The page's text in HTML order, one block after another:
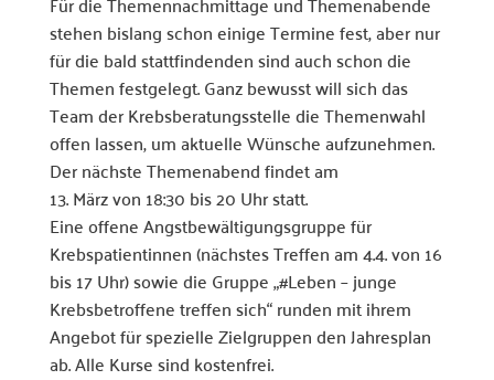
stehen bislang schon einige Termine fest, aber nur
für die bald stattfindenden sind auch schon die
Themen festgelegt. Ganz bewusst will sich das
Team der Krebsberatungsstelle die Themenwahl
offen lassen, um aktuelle Wünsche aufzunehmen.
Der nächste Themenabend findet am
13. März von 18:30 bis 20 Uhr statt.
Eine offene Angstbewältigungsgruppe für
Krebspatientinnen (nächstes Treffen am 4.4. von 16
bis 17 Uhr) sowie die Gruppe „#Leben – junge
Krebsbetroffene treffen sich“ runden mit ihrem
Angebot für spezielle Zielgruppen den Jahresplan
ab. Alle Kurse sind kostenfrei.